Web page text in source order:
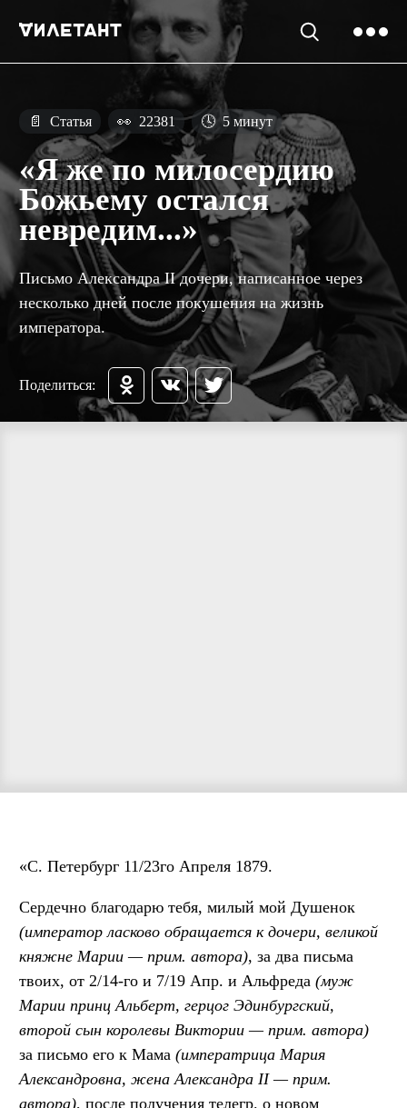
📄 Статья 👀 22381 🕓 5 минут
«Я же по милосердию
Божьему остался
невредим...»
Письмо Александра II дочери, написанное через
несколько дней после покушения на жизнь
императора.
Поделиться:
«С. Петербург 11/23го Апреля 1879.
Сердечно благодарю тебя, милый мой Душенок
(император ласково обращается к дочери, великой
княжне Марии — прим. автора), за два письма
твоих, от 2/14-го и 7/19 Апр. и Альфреда (муж
Марии принц Альберт, герцог Эдинбургский,
второй сын королевы Виктории — прим. автора)
за письмо его к Мама (императрица Мария
Александровна, жена Александра II — прим.
автора), после получения телегр. о новом